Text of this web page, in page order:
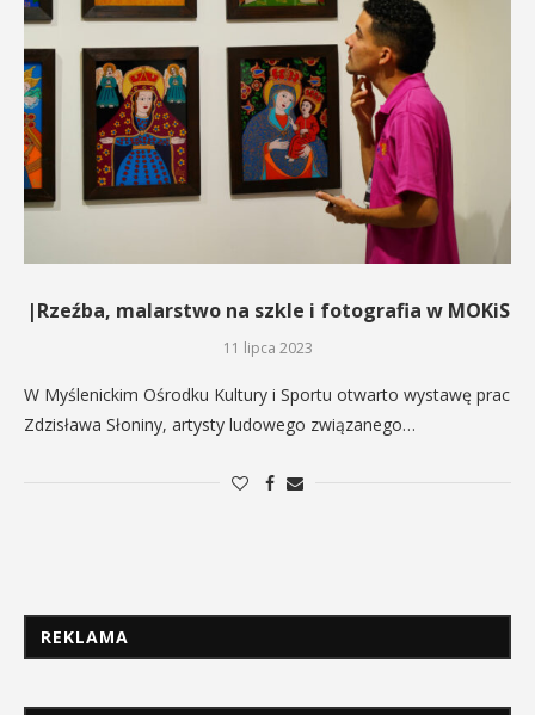
|Rzeźba, malarstwo na szkle i fotografia w MOKiS
11 lipca 2023
W Myślenickim Ośrodku Kultury i Sportu otwarto wystawę prac
Zdzisława Słoniny, artysty ludowego związanego…
REKLAMA